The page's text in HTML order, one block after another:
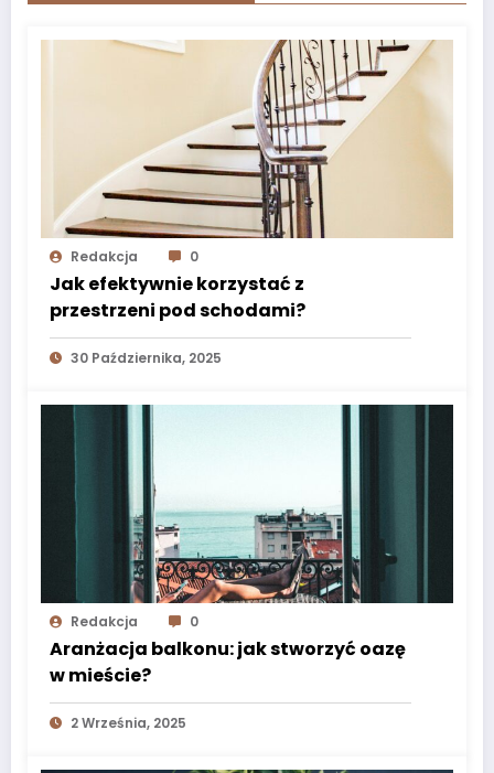
Redakcja 0
Jak efektywnie korzystać z
przestrzeni pod schodami?
30 Października, 2025
Redakcja 0
Aranżacja balkonu: jak stworzyć oazę
w mieście?
2 Września, 2025